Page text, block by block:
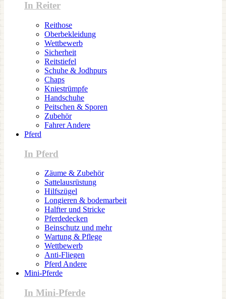
In Reiter
Reithose
Oberbekleidung
Wettbewerb
Sicherheit
Reitstiefel
Schuhe & Jodhpurs
Chaps
Kniestrümpfe
Handschuhe
Peitschen & Sporen
Zubehör
Fahrer Andere
Pferd
In Pferd
Zäume & Zubehör
Sattelausrüstung
Hilfszügel
Longieren & bodemarbeit
Halfter und Stricke
Pferdedecken
Beinschutz und mehr
Wartung & Pflege
Wettbewerb
Anti-Fliegen
Pferd Andere
Mini-Pferde
In Mini-Pferde